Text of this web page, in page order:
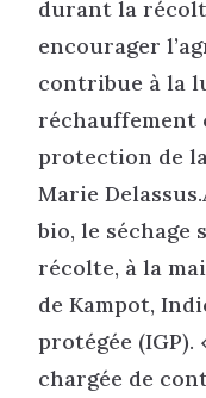
durant la
encourager
contribue à la
réchauffement
protection de
Marie
bio, le séchage
récolte, à la
de Kampot,
protégée (IGP).
chargée de